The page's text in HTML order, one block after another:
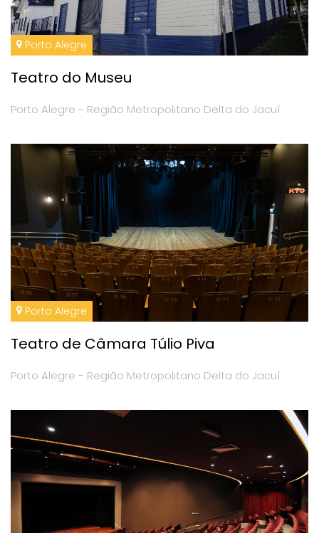
Porto Alegre
Teatro do Museu
Porto Alegre - Região Metropolitano Delta do Jacuí
Porto Alegre
Teatro de Câmara Túlio Piva
Porto Alegre - Região Metropolitano Delta do Jacuí